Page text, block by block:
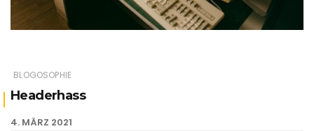
BLOGOSOPHIE
Headerhass
4. MÄRZ 2021